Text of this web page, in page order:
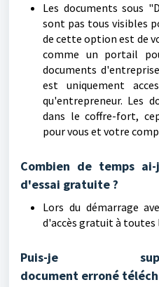
Les documents sous
sont pas tous visibles
de cette option est de
comme un portail
documents
est uniquement
qu'entrepreneur. Les
dans le coffre-fort,
pour vous et votre
Combien de temps
d'essai gratuite ?
Lors du démarrage
d'accès gratuit à
Puis-je
document erroné